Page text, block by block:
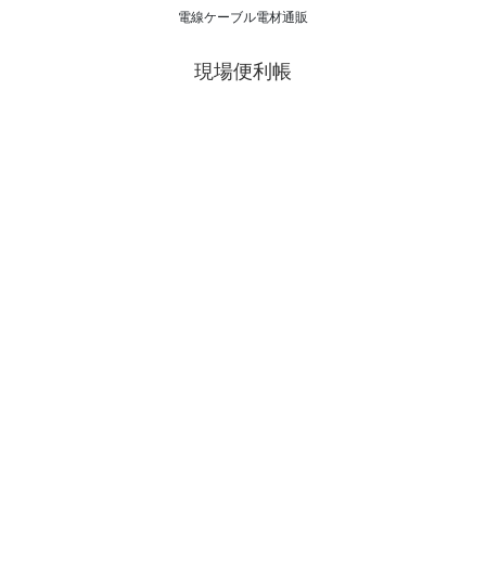
電線ケーブル電材通販
現場便利帳